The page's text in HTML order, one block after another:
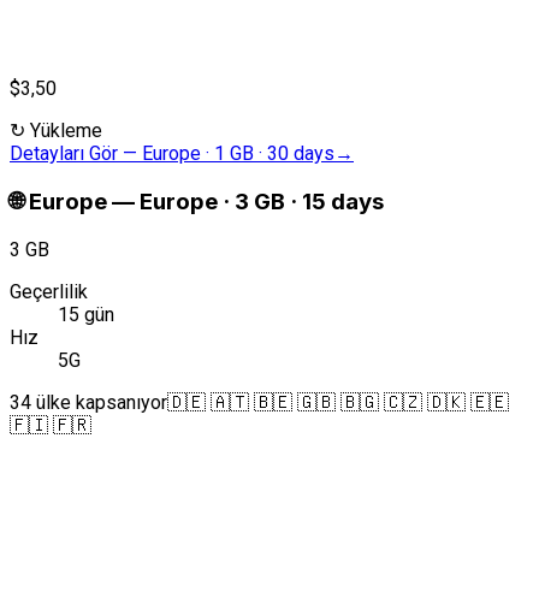
$3,50
↻ Yükleme
Detayları Gör — Europe · 1 GB · 30 days →
🌐 Europe— Europe · 3 GB · 15 days
3 GB
Geçerlilik
15 gün
Hız
5G
34 ülke kapsanıyor🇩🇪 🇦🇹 🇧🇪 🇬🇧 🇧🇬 🇨🇿 🇩🇰 🇪🇪
🇫🇮 🇫🇷